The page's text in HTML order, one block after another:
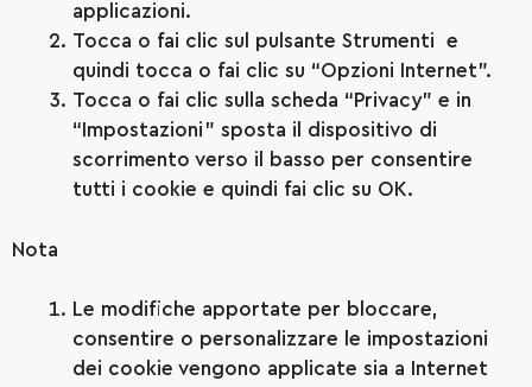
applicazioni.
Tocca o fai clic sul pulsante Strumenti e
quindi tocca o fai clic su “Opzioni Internet”.
Tocca o fai clic sulla scheda “Privacy” e in
“Impostazioni” sposta il dispositivo di
scorrimento verso il basso per consentire
tutti i cookie e quindi fai clic su OK.
Nota
Le modifiche apportate per bloccare,
consentire o personalizzare le impostazioni
dei cookie vengono applicate sia a Internet